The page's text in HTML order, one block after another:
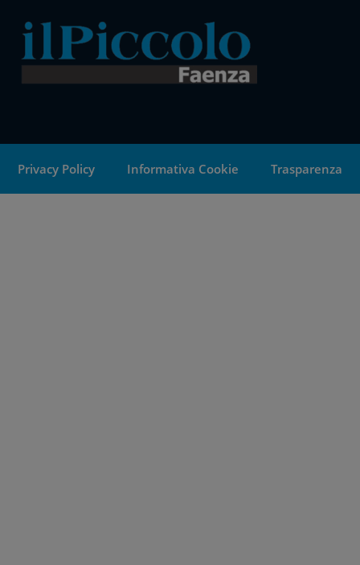
Privacy Policy Informativa Cookie Trasparenza